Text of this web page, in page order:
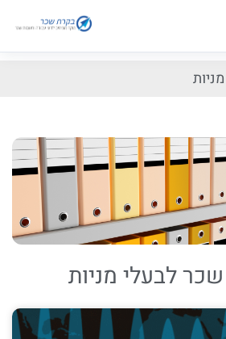
שכר לבעלי מניות